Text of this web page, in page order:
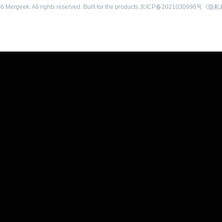
Mergeek. All rights reserved. Built for the products.京ICP备2021030996号 《隐